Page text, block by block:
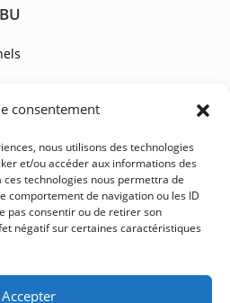
consentement
nous utilisons des technologies
et/ou accéder aux informations des
technologies nous permettra de
comportement de navigation ou les ID
pas consentir ou de retirer son
négatif sur certaines caractéristiques
Accepter